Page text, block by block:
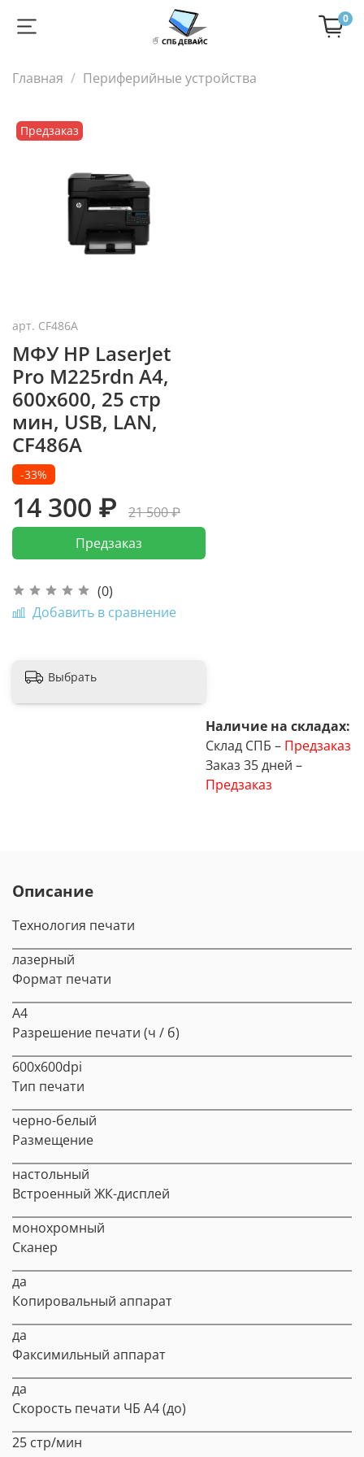
0
Главная Периферийные устройства
Предзаказ
арт. CF486A
МФУ HP LaserJet
Pro M225rdn A4,
600x600, 25 стр
мин, USB, LAN,
CF486A
(0)
Добавить в сравнение
-33%
14 300 ₽
21 500 ₽
Предзаказ
Наличие на складах:
Склад СПБ – Предзаказ
Заказ 35 дней –
Предзаказ
Выбрать
Описание
Технология печати
лазерный
Формат печати
A4
Разрешение печати (ч / б)
600x600dpi
Тип печати
черно-белый
Размещение
настольный
Встроенный ЖК-дисплей
монохромный
Сканер
да
Копировальный аппарат
да
Факсимильный аппарат
да
Скорость печати ЧБ A4 (до)
25 стр/мин